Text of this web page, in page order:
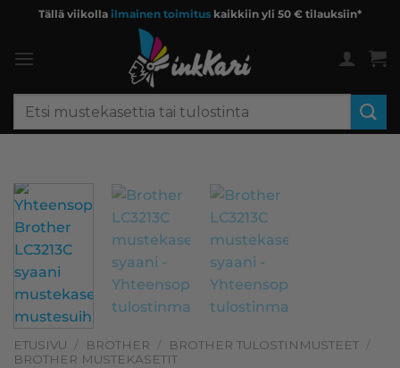
content
Tällä viikolla ilmainen toimitus kaikkiin yli 50 € tilauksiin*
Etsi:
ETUSIVU / BROTHER / BROTHER TULOSTINMUSTEET /
BROTHER MUSTEKASETIT